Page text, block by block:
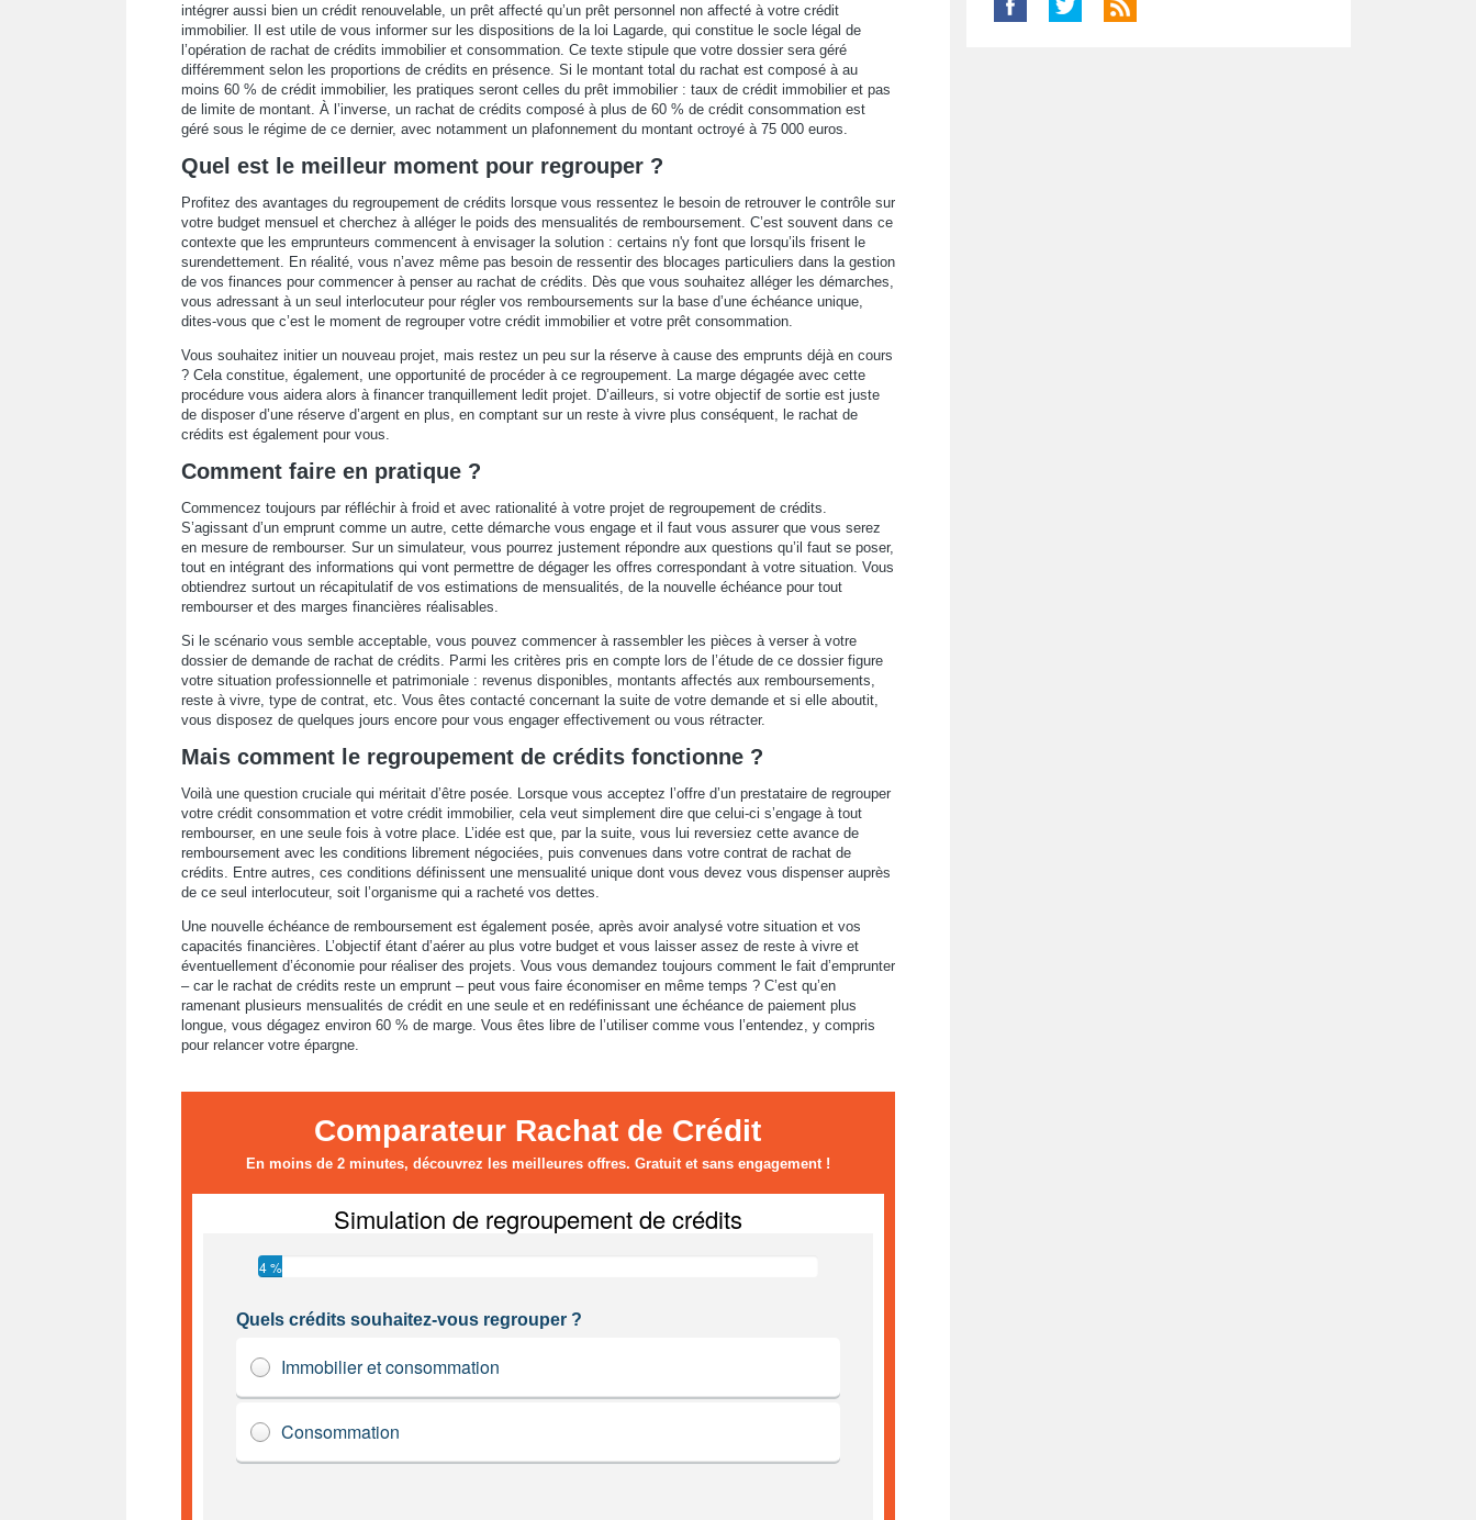
intégrer aussi bien un crédit renouvelable, un prêt affecté qu’un prêt personnel non affecté à votre crédit
immobilier. Il est utile de vous informer sur les dispositions de la loi Lagarde, qui constitue le socle légal de
l’opération de rachat de crédits immobilier et consommation. Ce texte stipule que votre dossier sera géré
différemment selon les proportions de crédits en présence. Si le montant total du rachat est composé à au
moins 60 % de crédit immobilier, les pratiques seront celles du prêt immobilier : taux de crédit immobilier et pas
de limite de montant. À l’inverse, un rachat de crédits composé à plus de 60 % de crédit consommation est
géré sous le régime de ce dernier, avec notamment un plafonnement du montant octroyé à 75 000 euros.
Quel est le meilleur moment pour regrouper ?
Profitez des avantages du regroupement de crédits lorsque vous ressentez le besoin de retrouver le contrôle sur
votre budget mensuel et cherchez à alléger le poids des mensualités de remboursement. C’est souvent dans ce
contexte que les emprunteurs commencent à envisager la solution : certains n'y font que lorsqu’ils frisent le
surendettement. En réalité, vous n’avez même pas besoin de ressentir des blocages particuliers dans la gestion
de vos finances pour commencer à penser au rachat de crédits. Dès que vous souhaitez alléger les démarches,
vous adressant à un seul interlocuteur pour régler vos remboursements sur la base d’une échéance unique,
dites-vous que c’est le moment de regrouper votre crédit immobilier et votre prêt consommation.
Vous souhaitez initier un nouveau projet, mais restez un peu sur la réserve à cause des emprunts déjà en cours
? Cela constitue, également, une opportunité de procéder à ce regroupement. La marge dégagée avec cette
procédure vous aidera alors à financer tranquillement ledit projet. D’ailleurs, si votre objectif de sortie est juste
de disposer d’une réserve d’argent en plus, en comptant sur un reste à vivre plus conséquent, le rachat de
crédits est également pour vous.
Comment faire en pratique ?
Commencez toujours par réfléchir à froid et avec rationalité à votre projet de regroupement de crédits.
S’agissant d’un emprunt comme un autre, cette démarche vous engage et il faut vous assurer que vous serez
en mesure de rembourser. Sur un simulateur, vous pourrez justement répondre aux questions qu’il faut se poser,
tout en intégrant des informations qui vont permettre de dégager les offres correspondant à votre situation. Vous
obtiendrez surtout un récapitulatif de vos estimations de mensualités, de la nouvelle échéance pour tout
rembourser et des marges financières réalisables.
Si le scénario vous semble acceptable, vous pouvez commencer à rassembler les pièces à verser à votre
dossier de demande de rachat de crédits. Parmi les critères pris en compte lors de l’étude de ce dossier figure
votre situation professionnelle et patrimoniale : revenus disponibles, montants affectés aux remboursements,
reste à vivre, type de contrat, etc. Vous êtes contacté concernant la suite de votre demande et si elle aboutit,
vous disposez de quelques jours encore pour vous engager effectivement ou vous rétracter.
Mais comment le regroupement de crédits fonctionne ?
Voilà une question cruciale qui méritait d’être posée. Lorsque vous acceptez l’offre d’un prestataire de regrouper
votre crédit consommation et votre crédit immobilier, cela veut simplement dire que celui-ci s’engage à tout
rembourser, en une seule fois à votre place. L’idée est que, par la suite, vous lui reversiez cette avance de
remboursement avec les conditions librement négociées, puis convenues dans votre contrat de rachat de
crédits. Entre autres, ces conditions définissent une mensualité unique dont vous devez vous dispenser auprès
de ce seul interlocuteur, soit l’organisme qui a racheté vos dettes.
Une nouvelle échéance de remboursement est également posée, après avoir analysé votre situation et vos
capacités financières. L’objectif étant d’aérer au plus votre budget et vous laisser assez de reste à vivre et
éventuellement d’économie pour réaliser des projets. Vous vous demandez toujours comment le fait d’emprunter
– car le rachat de crédits reste un emprunt – peut vous faire économiser en même temps ? C’est qu’en
ramenant plusieurs mensualités de crédit en une seule et en redéfinissant une échéance de paiement plus
longue, vous dégagez environ 60 % de marge. Vous êtes libre de l’utiliser comme vous l’entendez, y compris
pour relancer votre épargne.
Comparateur Rachat de Crédit
En moins de 2 minutes, découvrez les meilleures offres. Gratuit et sans engagement !